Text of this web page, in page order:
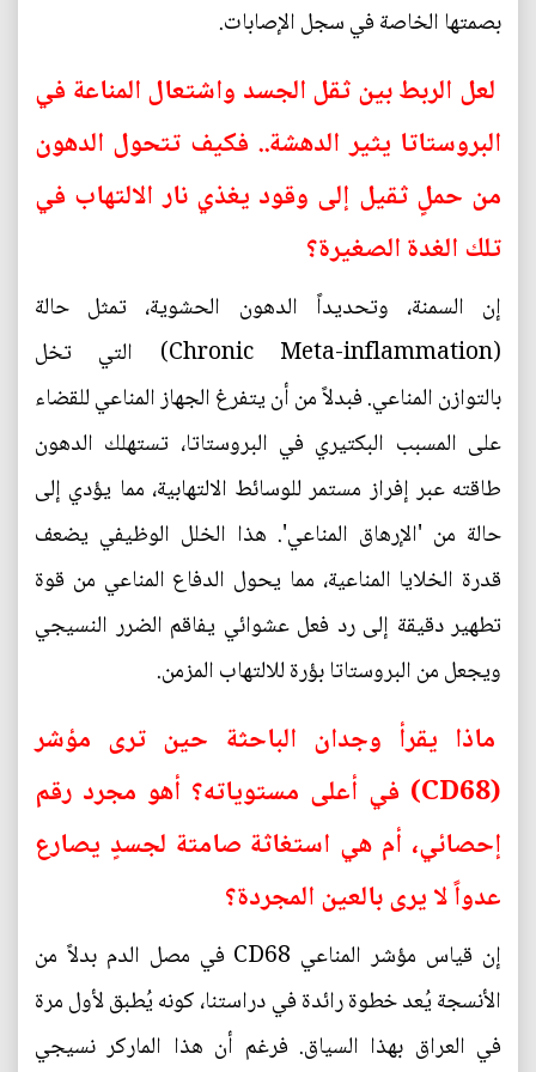
بصمتها الخاصة في سجل الإصابات.
لعل الربط بين ثقل الجسد واشتعال المناعة في
البروستاتا يثير الدهشة.. فكيف تتحول الدهون
من حملٍ ثقيل إلى وقود يغذي نار الالتهاب في
تلك الغدة الصغيرة؟
إن السمنة، وتحديداً الدهون الحشوية، تمثل حالة
(Chronic Meta-inflammation) التي تخل
بالتوازن المناعي. فبدلاً من أن يتفرغ الجهاز المناعي للقضاء
على المسبب البكتيري في البروستاتا، تستهلك الدهون
طاقته عبر إفراز مستمر للوسائط الالتهابية، مما يؤدي إلى
حالة من 'الإرهاق المناعي'. هذا الخلل الوظيفي يضعف
قدرة الخلايا المناعية، مما يحول الدفاع المناعي من قوة
تطهير دقيقة إلى رد فعل عشوائي يفاقم الضرر النسيجي
ويجعل من البروستاتا بؤرة للالتهاب المزمن.
ماذا يقرأ وجدان الباحثة حين ترى مؤشر
(CD68) في أعلى مستوياته؟ أهو مجرد رقم
إحصائي، أم هي استغاثة صامتة لجسدٍ يصارع
عدواً لا يرى بالعين المجردة؟
إن قياس مؤشر المناعي CD68 في مصل الدم بدلاً من
الأنسجة يُعد خطوة رائدة في دراستنا، كونه يُطبق لأول مرة
في العراق بهذا السياق. فرغم أن هذا الماركر نسيجي